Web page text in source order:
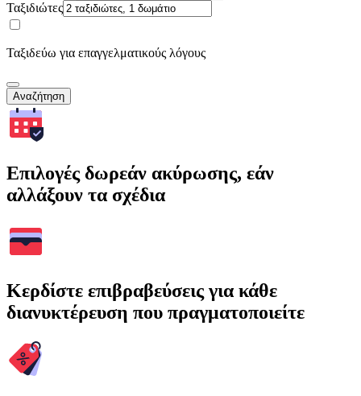
Ταξιδιώτες
Ταξιδεύω για επαγγελματικούς λόγους
Αναζήτηση
Επιλογές δωρεάν ακύρωσης, εάν
αλλάξουν τα σχέδια
Κερδίστε επιβραβεύσεις για κάθε
διανυκτέρευση που πραγματοποιείτε